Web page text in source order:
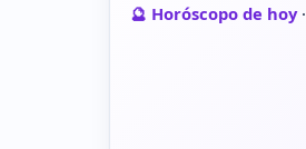
🔮 Horóscopo de hoy·